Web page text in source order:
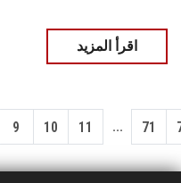
اقرأ المزيد
9 10 11 ... 71